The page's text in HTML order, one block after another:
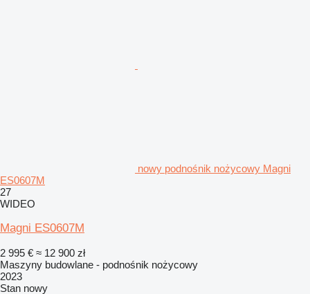
nowy podnośnik nożycowy Magni
ES0607M
27
WIDEO
Magni ES0607M
2 995 € ≈ 12 900 zł
Maszyny budowlane - podnośnik nożycowy
2023
Stan nowy